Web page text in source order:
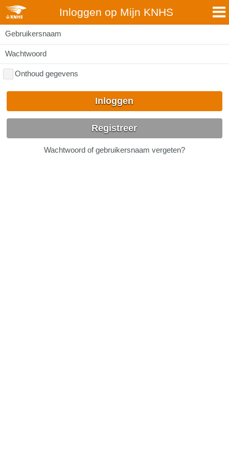
Inloggen op Mijn KNHS
Gebruikersnaam
Wachtwoord
Onthoud gegevens
Inloggen
Registreer
Wachtwoord of gebruikersnaam vergeten?